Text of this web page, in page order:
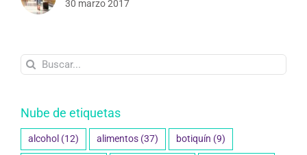
30 marzo 2017
Buscar:
Nube de etiquetas
alcohol (12) alimentos (37) botiquín (9)